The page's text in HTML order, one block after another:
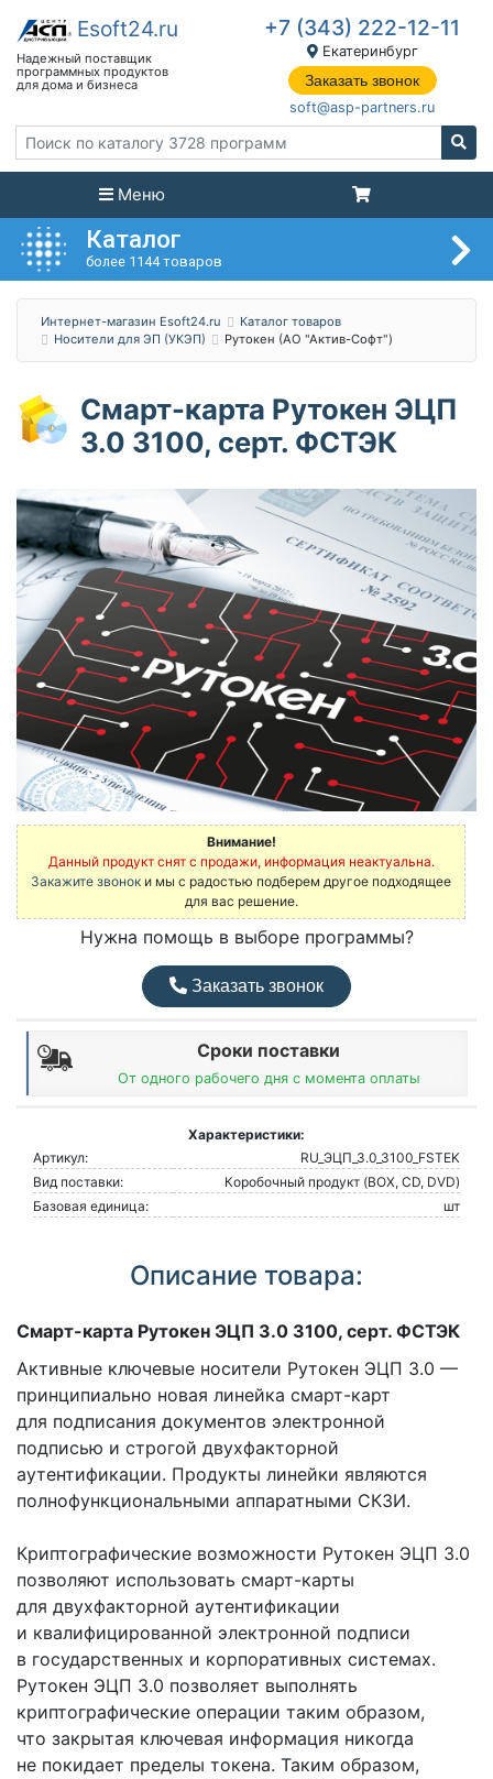
+7 (343) 222-12-11
Екатеринбург
Заказать звонок
soft@asp-partners.ru
Меню
Каталог
более 1144 товаров
Интернет-магазин Esoft24.ru
Каталог товаров
Носители для ЭП (УКЭП)
Рутокен (АО "Актив-Софт")
Смарт-карта Рутокен ЭЦП
3.0 3100, серт. ФСТЭК
Внимание!
Данный продукт снят с продажи, информация неактуальна.
Закажите звонок и мы с радостью подберем другое подходящее
для вас решение.
Нужна помощь в выборе программы?
Заказать звонок
Сроки поставки
От одного рабочего дня с момента оплаты
Характеристики:
Артикул:
RU_ЭЦП_3.0_3100_FSTEK
Вид поставки:
Коробочный продукт (BOX, CD, DVD)
Базовая единица:
шт
Описание товара:
Смарт-карта Рутокен ЭЦП 3.0 3100, серт. ФСТЭК
Активные ключевые носители Рутокен ЭЦП 3.0 —
принципиально новая линейка смарт-карт
для подписания документов электронной
подписью и строгой двухфакторной
аутентификации. Продукты линейки являются
полнофункциональными аппаратными СКЗИ.
Криптографические возможности Рутокен ЭЦП 3.0
позволяют использовать смарт-карты
для двухфакторной аутентификации
и квалифицированной электронной подписи
в государственных и корпоративных системах.
Рутокен ЭЦП 3.0 позволяет выполнять
криптографические операции таким образом,
что закрытая ключевая информация никогда
не покидает пределы токена. Таким образом,